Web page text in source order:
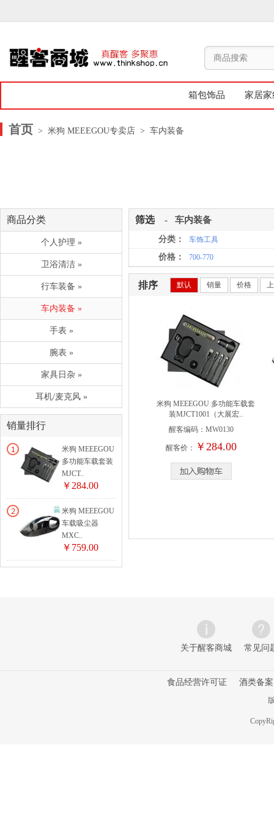
箱包饰品 家居家
首页 > 米狗 MEEEGOU专卖店 > 车内装备
商品分类
个人护理 »
卫浴清洁 »
行车装备 »
车内装备 »
手表 »
腕表 »
家具日杂 »
耳机/麦克风 »
销量排行
米狗 MEEEGOU
多功能车载套装
MJCT..
￥284.00
米狗 MEEEGOU
车载吸尘器
MXC..
￥759.00
筛选 - 车内装备
分类： 车饰工具
价格： 700-770
排序 默认 销量 价格
米狗 MEEEGOU 多功能车载套
装MJCT1001（大展宏..
醒客编码： MW0130
醒客价： ￥284.00
关于醒客商城 常见问
食品经营许可证 酒类备案